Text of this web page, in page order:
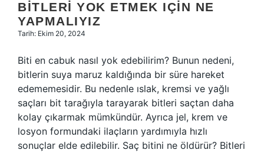
BITLERI YOK ETMEK IÇIN NE
YAPMALIYIZ
Tarih: Ekim 20, 2024
Biti en cabuk nasıl yok edebilirim? Bunun nedeni,
bitlerin suya maruz kaldığında bir süre hareket
edememesidir. Bu nedenle ıslak, kremsi ve yağlı
saçları bit tarağıyla tarayarak bitleri saçtan daha
kolay çıkarmak mümkündür. Ayrıca jel, krem ​​ve
losyon formundaki ilaçların yardımıyla hızlı
sonuçlar elde edilebilir. Saç bitini ne öldürür? Bitleri